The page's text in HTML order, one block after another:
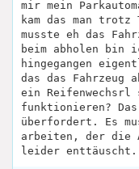
mir mein
kam das man
musste eh das
beim abholen bin
hingegangen
das das
ein Reifenwechsrl
funktionieren?
überfordert. Es
arbeiten, der die
leider enttäuscht.